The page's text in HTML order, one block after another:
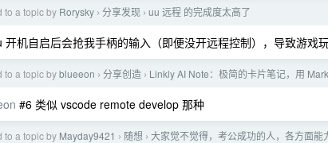
to a topic by Rorysky › 分享发现 › uu 远程 的完成度太高了
开机自启后会抢我手柄的输入（即便没开远程控制），导致游戏
to a topic byblueeon › 分享创造 › Linkly AI Note：极简的卡片笔记，用
#6 类似 vscode remote develop 那种
to a topic by Mayday9421 › 随想 › 大家觉不觉得，考公成功的人，各方面能